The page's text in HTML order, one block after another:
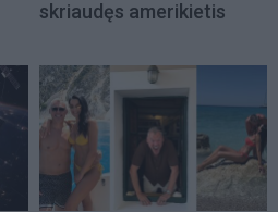
skriaudęs amerikietis